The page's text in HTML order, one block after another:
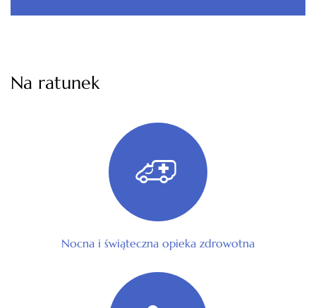
Na ratunek
Nocna i świąteczna opieka zdrowotna